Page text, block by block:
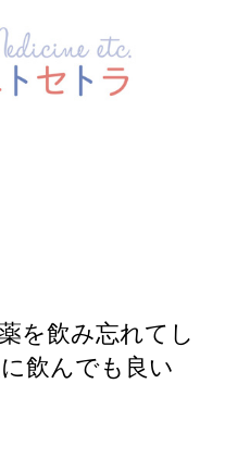
を飲み忘れてし
飲んでも良い